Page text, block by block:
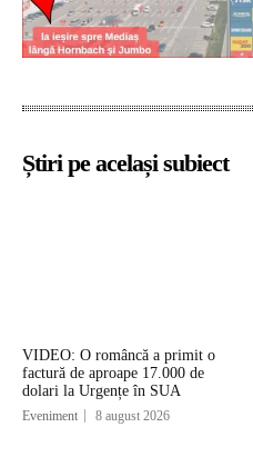
Știri pe același subiect
VIDEO: O româncă a primit o
factură de aproape 17.000 de
dolari la Urgențe în SUA
Eveniment 8 august 2026